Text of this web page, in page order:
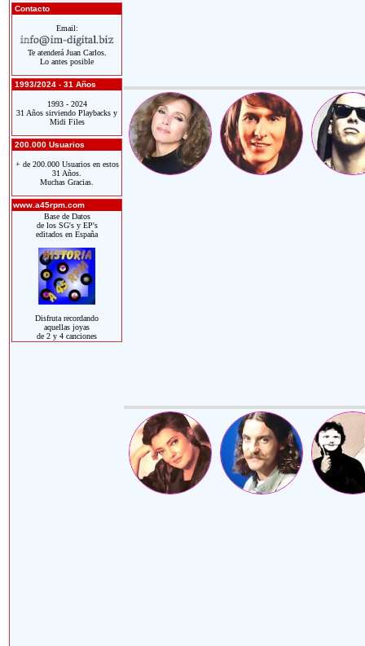
Contacto
Email:
Te atenderá Juan Carlos.
Lo antes posible
1993/2024 - 31 Años
1993 - 2024
31 Años sirviendo Playbacks y
Midi Files
200.000 Usuarios
+ de 200.000 Usuarios en estos
31 Años.
Muchas Gracias.
www.a45rpm.com
Base de Datos
de los SG's y EP's
editados en España
Disfruta recordando
aquellas joyas
de 2 y 4 canciones